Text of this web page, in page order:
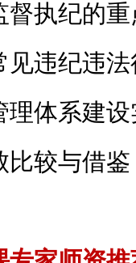
督执纪的
见违纪违
理体系建
比较与借鉴